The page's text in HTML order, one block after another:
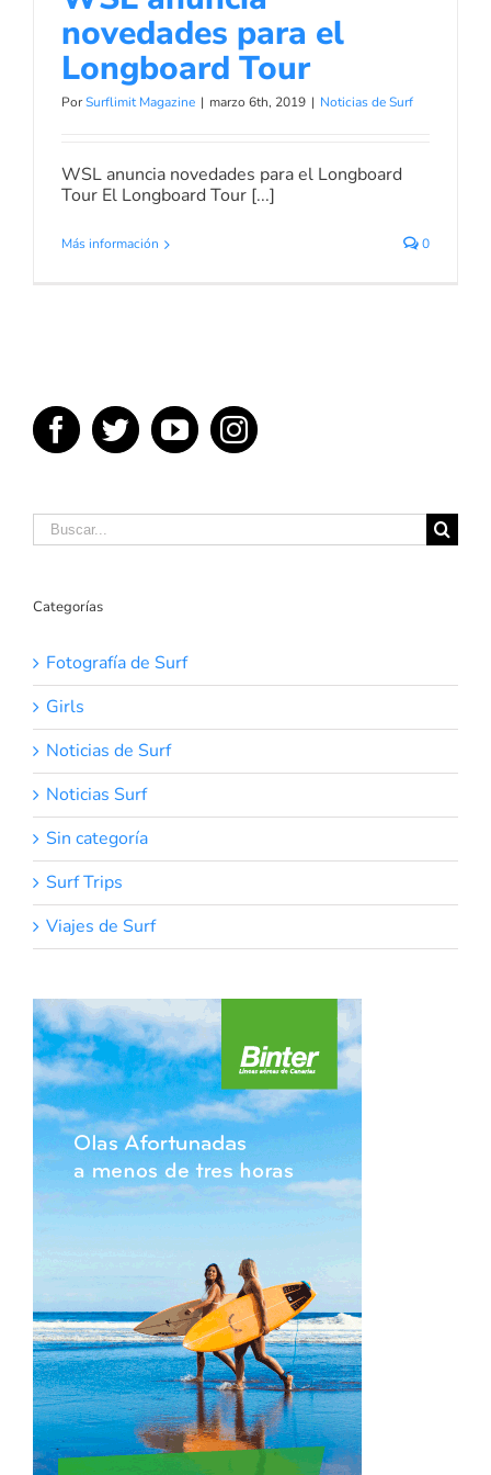
novedades para el
Longboard Tour
PorSurflimit Magazine | marzo 6th, 2019 | Noticias de Surf
WSL anuncia novedades para el Longboard
Tour El Longboard Tour [...]
Más información 0
Buscar:
Categorías
Fotografía de Surf
Girls
Noticias de Surf
Noticias Surf
Sin categoría
Surf Trips
Viajes de Surf